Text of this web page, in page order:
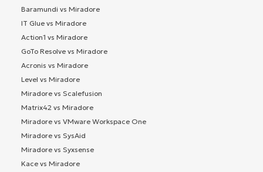
Baramundi vs Miradore
IT Glue vs Miradore
Action1 vs Miradore
GoTo Resolve vs Miradore
Acronis vs Miradore
Level vs Miradore
Miradore vs Scalefusion
Matrix42 vs Miradore
Miradore vs VMware Workspace One
Miradore vs SysAid
Miradore vs Syxsense
Kace vs Miradore